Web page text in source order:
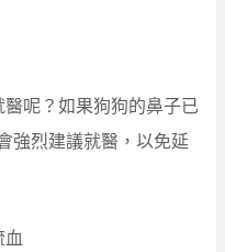
呢？如果狗狗的鼻子已
強烈建議就醫，以免延
血